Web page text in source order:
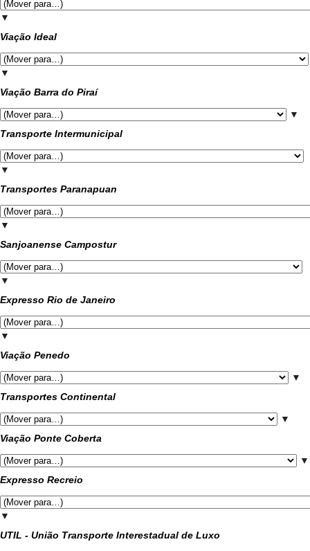
▼
Viação Ideal
▼
Viação Barra do Piraí
▼
Transporte Intermunicipal
▼
Transportes Paranapuan
▼
Sanjoanense Campostur
▼
Expresso Rio de Janeiro
▼
Viação Penedo
▼
Transportes Continental
▼
Viação Ponte Coberta
▼
Expresso Recreio
▼
UTIL - União Transporte Interestadual de Luxo